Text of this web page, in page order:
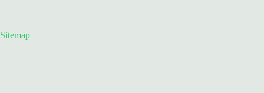
Sitemap